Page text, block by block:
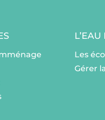
Les
Gérer